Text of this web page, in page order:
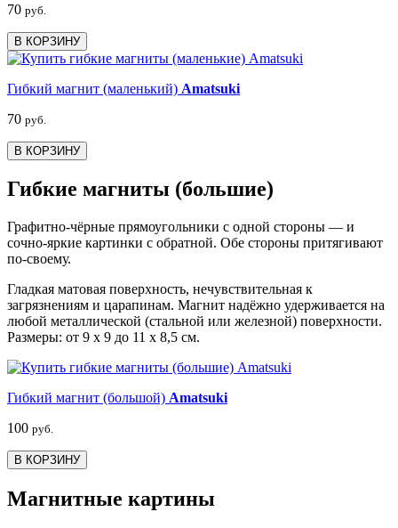
70 руб.
В КОРЗИНУ
Гибкий магнит (маленький) Amatsuki
70 руб.
В КОРЗИНУ
Гибкие магниты (большие)
Графитно-чёрные прямоугольники с одной стороны — и
сочно-яркие картинки с обратной. Обе стороны притягивают
по-своему.
Гладкая матовая поверхность, нечувствительная к
загрязнениям и царапинам. Магнит надёжно удерживается на
любой металлической (стальной или железной) поверхности.
Размеры: от 9 х 9 до 11 х 8,5 см.
Гибкий магнит (большой) Amatsuki
100 руб.
В КОРЗИНУ
Магнитные картины